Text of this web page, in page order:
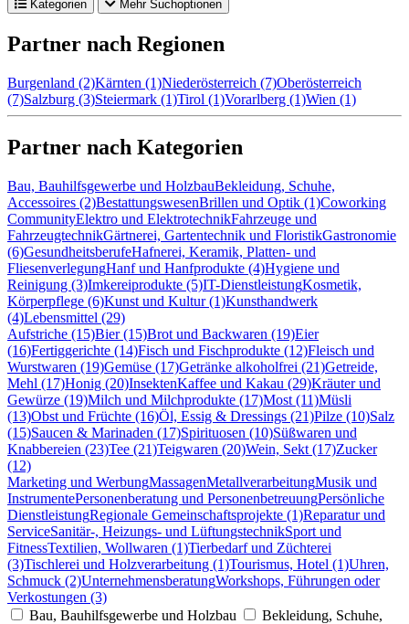
Kategorien Mehr Suchoptionen
Partner nach Regionen
Burgenland (2)Kärnten (1)Niederösterreich (7)Oberösterreich
(7)Salzburg (3)Steiermark (1)Tirol (1)Vorarlberg (1)Wien (1)
Partner nach Kategorien
Bau, Bauhilfsgewerbe und HolzbauBekleidung, Schuhe,
Accessoires (2)BestattungswesenBrillen und Optik (1)Coworking
CommunityElektro und ElektrotechnikFahrzeuge und
FahrzeugtechnikGärtnerei, Gartentechnik und FloristikGastronomie
(6)GesundheitsberufeHafnerei, Keramik, Platten- und
FliesenverlegungHanf und Hanfprodukte (4)Hygiene und
Reinigung (3)Imkereiprodukte (5)IT-DienstleistungKosmetik,
Körperpflege (6)Kunst und Kultur (1)Kunsthandwerk
(4)Lebensmittel (29)
Aufstriche (15)Bier (15)Brot und Backwaren (19)Eier
(16)Fertiggerichte (14)Fisch und Fischprodukte (12)Fleisch und
Wurstwaren (19)Gemüse (17)Getränke alkoholfrei (21)Getreide,
Mehl (17)Honig (20)InsektenKaffee und Kakau (29)Kräuter und
Gewürze (19)Milch und Milchprodukte (17)Most (11)Müsli
(13)Obst und Früchte (16)Öl, Essig & Dressings (21)Pilze (10)Salz
(15)Saucen & Marinaden (17)Spirituosen (10)Süßwaren und
Knabbereien (23)Tee (21)Teigwaren (20)Wein, Sekt (17)Zucker
(12)
Marketing und WerbungMassagenMetallverarbeitungMusik und
InstrumentePersonenberatung und PersonenbetreuungPersönliche
DienstleistungRegionale Gemeinschaftsprojekte (1)Reparatur und
ServiceSanitär-, Heizungs- und LüftungstechnikSport und
FitnessTextilien, Wollwaren (1)Tierbedarf und Züchterei
(3)Tischlerei und Holzverarbeitung (1)Tourismus, Hotel (1)Uhren,
Schmuck (2)UnternehmensberatungWorkshops, Führungen oder
Verkostungen (3)
Bau, Bauhilfsgewerbe und Holzbau
Bekleidung, Schuhe,